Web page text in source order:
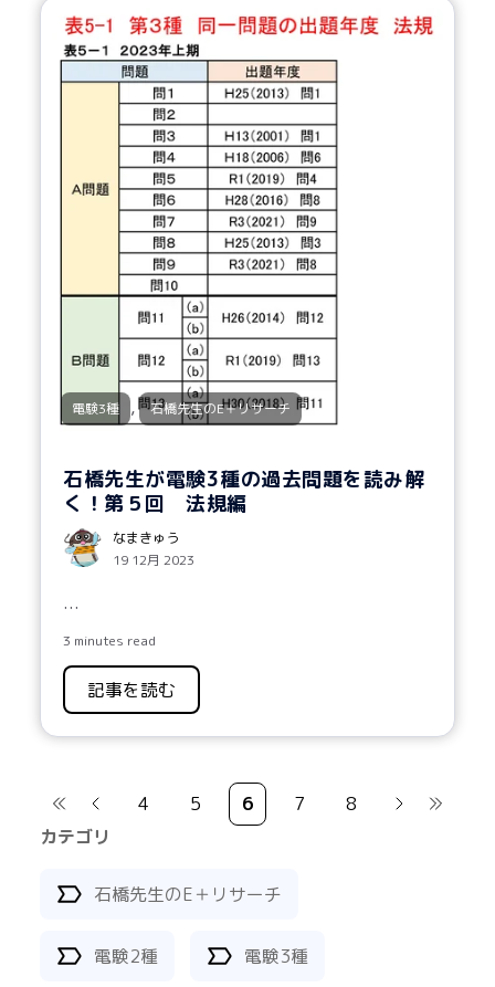
カテゴリ
石橋先生のE＋リサーチ
電験2種 電験3種
電験3種 , 石橋先生のE＋リサーチ
石橋先生が電験3種の過去問題を読み解
く！第５回 法規編
なまきゅう
19 12月 2023
...
3 minutes read
記事を読む
4 5 6 7 8